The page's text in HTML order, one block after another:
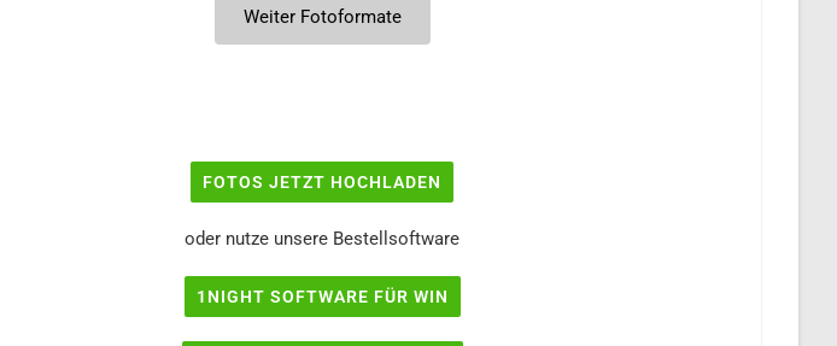
20x40 20x45
Weiter Fotoformate
FOTOS JETZT HOCHLADEN
oder nutze unsere Bestellsoftware
1NIGHT SOFTWARE FÜR WIN